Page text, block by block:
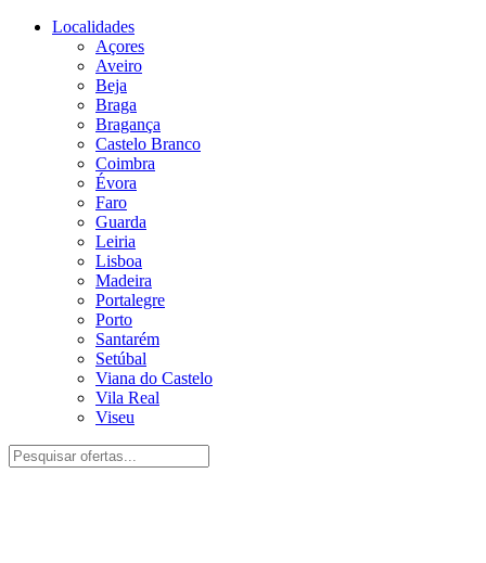
Localidades
Açores
Aveiro
Beja
Braga
Bragança
Castelo Branco
Coimbra
Évora
Faro
Guarda
Leiria
Lisboa
Madeira
Portalegre
Porto
Santarém
Setúbal
Viana do Castelo
Vila Real
Viseu